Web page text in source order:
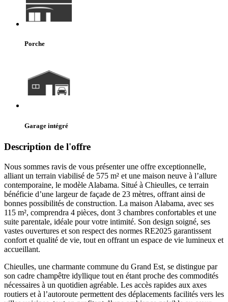
Porche
Garage intégré
Description de l'offre
Nous sommes ravis de vous présenter une offre exceptionnelle,
alliant un terrain viabilisé de 575 m² et une maison neuve à l’allure
contemporaine, le modèle Alabama. Situé à Chieulles, ce terrain
bénéficie d’une largeur de façade de 23 mètres, offrant ainsi de
bonnes possibilités de construction. La maison Alabama, avec ses
115 m², comprendra 4 pièces, dont 3 chambres confortables et une
suite parentale, idéale pour votre intimité. Son design soigné, ses
vastes ouvertures et son respect des normes RE2025 garantissent
confort et qualité de vie, tout en offrant un espace de vie lumineux et
accueillant.
Chieulles, une charmante commune du Grand Est, se distingue par
son cadre champêtre idyllique tout en étant proche des commodités
nécessaires à un quotidien agréable. Les accès rapides aux axes
routiers et à l’autoroute permettent des déplacements facilités vers les